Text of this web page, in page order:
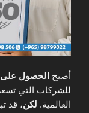
أصبح الحصول على
للشركات التي
العالمية. لكن، قد